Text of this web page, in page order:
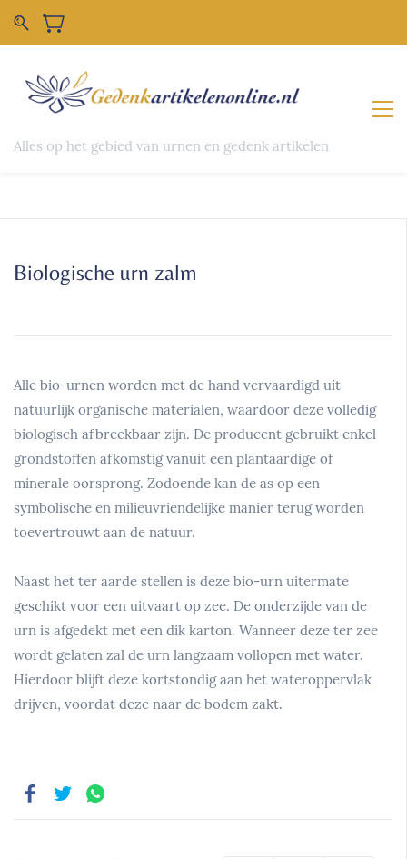
Alles op het gebied van urnen en gedenk artikelen
Biologische urn zalm
Alle bio-urnen worden met de hand vervaardigd uit
natuurlijk organische materialen, waardoor deze volledig
biologisch afbreekbaar zijn. De producent gebruikt enkel
grondstoffen afkomstig vanuit een plantaardige of
minerale oorsprong. Zodoende kan de as op een
symbolische en milieuvriendelijke manier terug worden
toevertrouwt aan de natuur.
Naast het ter aarde stellen is deze bio-urn uitermate
geschikt voor een uitvaart op zee. De onderzijde van de
urn is afgedekt met een dik karton. Wanneer deze ter zee
wordt gelaten zal de urn langzaam vollopen met water.
Hierdoor blijft deze kortstondig aan het wateroppervlak
drijven, voordat deze naar de bodem zakt.